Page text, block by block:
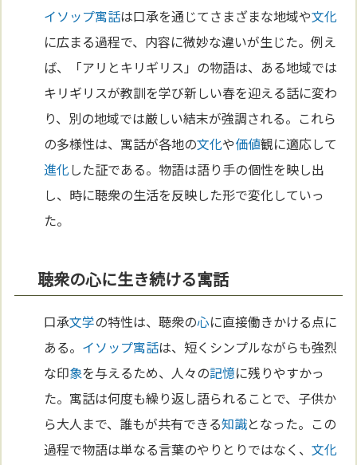
イソップ寓話は口承を通じてさまざまな地域や文化
に広まる過程で、内容に微妙な違いが生じた。例え
ば、「アリとキリギリス」の物語は、ある地域では
キリギリスが教訓を学び新しい春を迎える話に変わ
り、別の地域では厳しい結末が強調される。これら
の多様性は、寓話が各地の文化や価値観に適応して
進化した証である。物語は語り手の個性を映し出
し、時に聴衆の生活を反映した形で変化していっ
た。
聴衆の心に生き続ける寓話
口承文学の特性は、聴衆の心に直接働きかける点に
ある。 イソップ寓話は、短くシンプルながらも強烈
な印象を与えるため、人々の記憶に残りやすかっ
た。寓話は何度も繰り返し語られることで、子供か
ら大人まで、誰もが共有できる知識となった。この
過程で物語は単なる言葉のやりとりではなく、文化